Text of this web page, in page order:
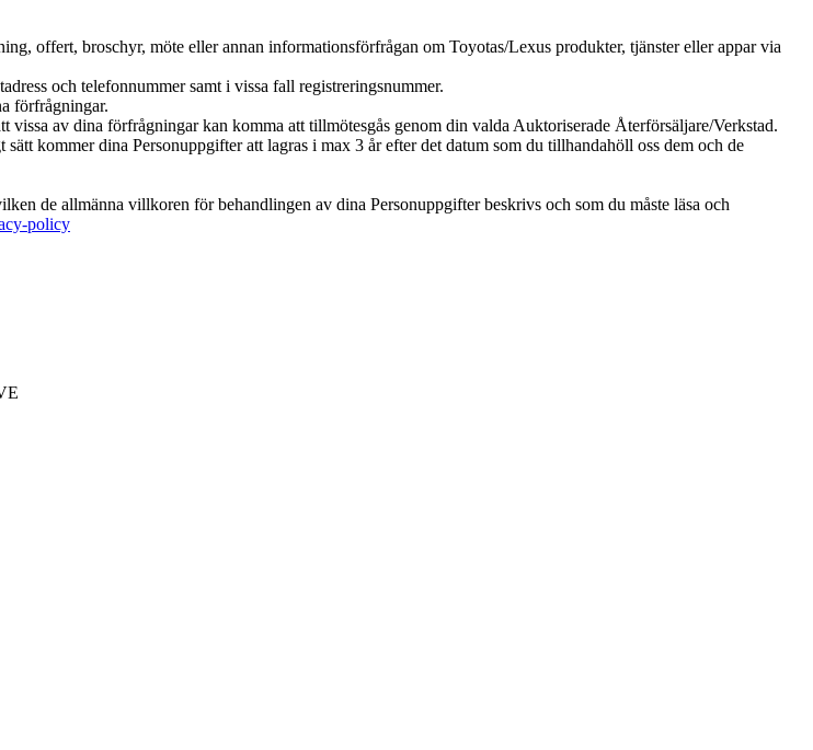
offert, broschyr, möte eller annan informationsförfrågan om Toyotas/Lexus produkter, tjänster eller appar via
och telefonnummer samt i vissa fall registreringsnummer.
förfrågningar.
av dina förfrågningar kan komma att tillmötesgås genom din valda Auktoriserade Återförsäljare/Verkstad.
kommer dina Personuppgifter att lagras i max 3 år efter det datum som du tillhandahöll oss dem och de
de allmänna villkoren för behandlingen av dina Personuppgifter beskrivs och som du måste läsa och
policy